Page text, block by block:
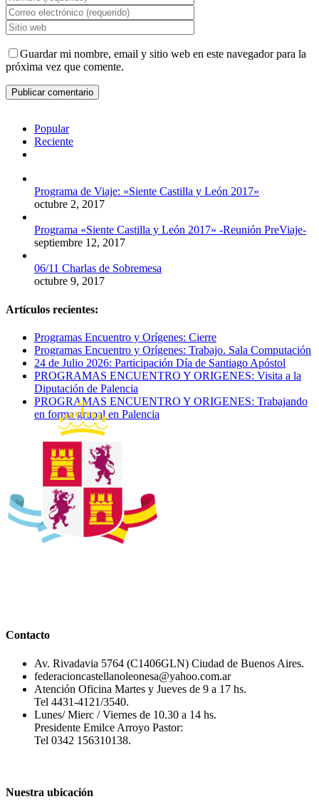
Guardar mi nombre, email y sitio web en este navegador para la
próxima vez que comente.
Popular
Reciente
Programa de Viaje: «Siente Castilla y León 2017»
octubre 2, 2017
Programa «Siente Castilla y León 2017» -Reunión PreViaje-
septiembre 12, 2017
06/11 Charlas de Sobremesa
octubre 9, 2017
Artículos recientes:
Programas Encuentro y Orígenes: Cierre
Programas Encuentro y Orígenes: Trabajo. Sala Computación
24 de Julio 2026: Participación Día de Santiago Apóstol
PROGRAMAS ENCUENTRO Y ORIGENES: Visita a la
Diputación de Palencia
PROGRAMAS ENCUENTRO Y ORIGENES: Trabajando
en forma grupal en Palencia
Contacto
Av. Rivadavia 5764 (C1406GLN) Ciudad de Buenos Aires.
federacioncastellanoleonesa@yahoo.com.ar
Atención Oficina Martes y Jueves de 9 a 17 hs.
Tel 4431-4121/3540.
Lunes/ Mierc / Viernes de 10.30 a 14 hs.
Presidente Emilce Arroyo Pastor:
Tel 0342 156310138.
Nuestra ubicación